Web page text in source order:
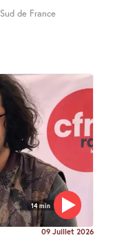
de France
14 min
09 Juillet 2026